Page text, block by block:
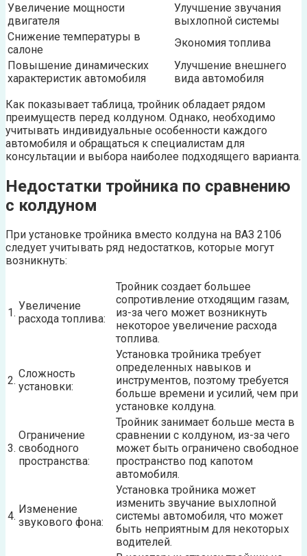
Увеличение мощности
двигателя
Улучшение звучания
выхлопной системы
Снижение температуры в
салоне
Экономия топлива
Повышение динамических
характеристик автомобиля
Улучшение внешнего
вида автомобиля
Как показывает таблица, тройник обладает рядом
преимуществ перед колдуном. Однако, необходимо
учитывать индивидуальные особенности каждого
автомобиля и обращаться к специалистам для
консультации и выбора наиболее подходящего варианта.
Недостатки тройника по сравнению
с колдуном
При установке тройника вместо колдуна на ВАЗ 2106
следует учитывать ряд недостатков, которые могут
возникнуть:
1.
Увеличение
расхода топлива:
Тройник создает большее
сопротивление отходящим газам,
из-за чего может возникнуть
некоторое увеличение расхода
топлива.
2.
Сложность
установки:
Установка тройника требует
определенных навыков и
инструментов, поэтому требуется
больше времени и усилий, чем при
установке колдуна.
3.
Ограничение
свободного
пространства:
Тройник занимает больше места в
сравнении с колдуном, из-за чего
может быть ограничено свободное
пространство под капотом
автомобиля.
4.
Изменение
звукового фона:
Установка тройника может
изменить звучание выхлопной
системы автомобиля, что может
быть неприятным для некоторых
водителей.